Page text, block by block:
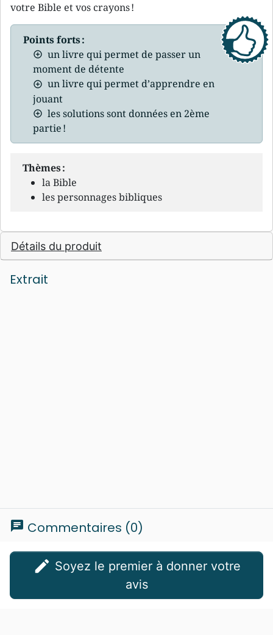
votre Bible et vos crayons !
Points forts :
un livre qui permet de passer un
moment de détente
un livre qui permet d’apprendre en
jouant
les solutions sont données en 2ème
partie !
Thèmes :
la Bible
les personnages bibliques
Détails du produit
Extrait
chat Commentaires (0)
edit
avis